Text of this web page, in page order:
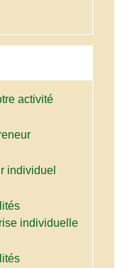
activité
individuel
individuelle